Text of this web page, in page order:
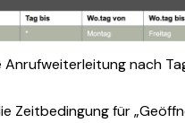
nach
Zeitbedingung für